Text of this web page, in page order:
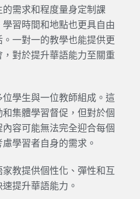
需求和程度量身定制課
習時間和地點也更具自由
一對一的教學也能提供更
對於提升華語能力至關重
學生與一位教師組成。這
集體學習督促，但對於個
容可能無法完全迎合每個
學習者自身的需求。
教提供個性化、彈性和互
提升華語能力。